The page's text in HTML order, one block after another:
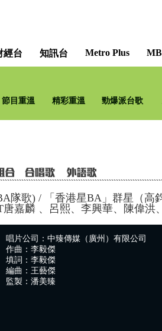
經台 知訊台 Metro Plus
節目重溫 精彩重溫 勁爆派台歌
隊歌) /
「香港星BA」群星（高
嘉麟 、呂熙、李興華、陳偉洪
唱片公司：中臻傳媒（廣州）有限公司
作曲：李毅傑
填詞：李毅傑
編曲：王藝傑
監製：潘美臻